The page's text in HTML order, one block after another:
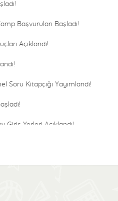
Başvuruları Başladı!
Açıklandı!
Soru Kitapçığı Yayımlandı!
Giriş Yerleri Açıklandı!